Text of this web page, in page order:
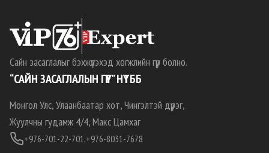
Сайн засаглалыг бэхжүүлэхэд хөгжлийн гүүр болно.
“САЙН ЗАСАГЛАЛЫН ГҮҮР” НҮТББ
Монгол Улс, Улаанбаатар хот, Чингэлтэй дүүрэг,
Жуулчны гудамж 4/4, Макс Цамхаг
+976-701-22-701,+976-8031-7678